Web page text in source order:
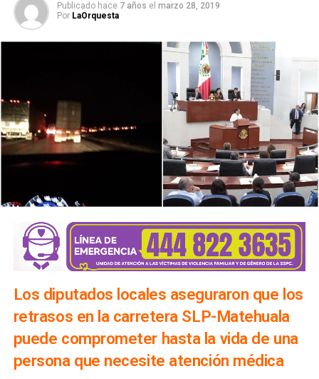
Publicado hace 7 años el marzo 28, 2019
Por LaOrquesta
Los diputados locales aseguraron que los
retrasos en la carretera SLP-Matehuala
puede comprometer hasta la vida de una
persona que necesite atención médica